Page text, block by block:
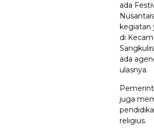
ada
kegiatan
di
ada
ulasnya.
juga
religius.